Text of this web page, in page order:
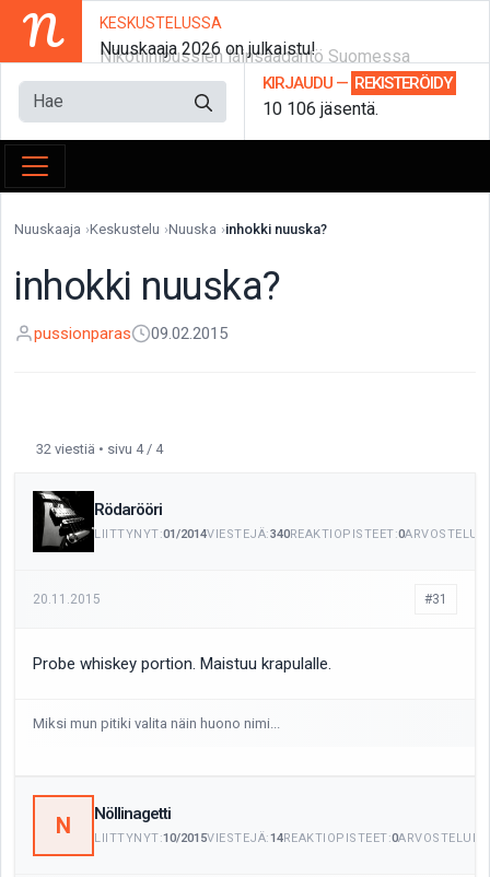
N KESKUSTELUSSA
Nikotiinipussien lainsäädäntö Suomessa
Nuuskaaja 2026 on julkaistu!
KIRJAUDU — REKISTERÖIDY
10 106 jäsentä.
Nuuskaaja Keskustelu Nuuska inhokki nuuska?
inhokki nuuska?
pussionparas 09.02.2015
32 viestiä • sivu 4 / 4
Rödarööri
LIITTYNYT:01/2014VIESTEJÄ:340REAKTIOPISTEET:0
20.11.2015 #31
Probe whiskey portion. Maistuu krapulalle.
Miksi mun pitiki valita näin huono nimi...
N Nöllinagetti
LIITTYNYT:10/2015VIESTEJÄ:14REAKTIOPISTEET:0